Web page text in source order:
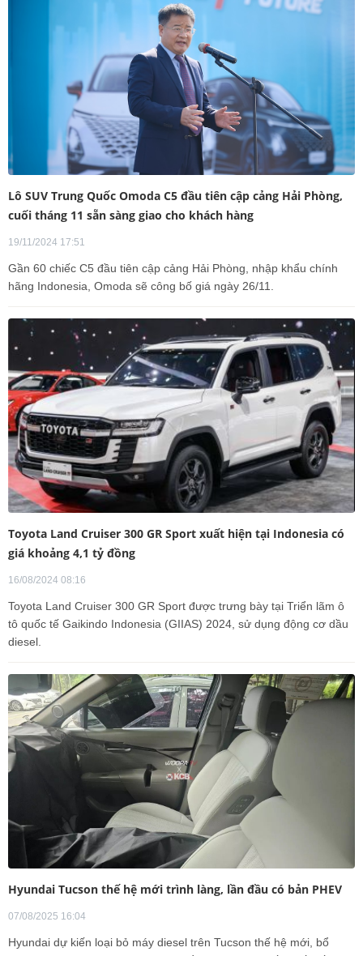
Lô SUV Trung Quốc Omoda C5 đầu tiên cập cảng Hải Phòng,
cuối tháng 11 sẵn sàng giao cho khách hàng
19/11/2024 17:51
Gần 60 chiếc C5 đầu tiên cập cảng Hải Phòng, nhập khẩu chính
hãng Indonesia, Omoda sẽ công bố giá ngày 26/11.
Toyota Land Cruiser 300 GR Sport xuất hiện tại Indonesia có
giá khoảng 4,1 tỷ đồng
16/08/2024 08:16
Toyota Land Cruiser 300 GR Sport được trưng bày tại Triển lãm ô
tô quốc tế Gaikindo Indonesia (GIIAS) 2024, sử dụng động cơ dầu
diesel.
Hyundai Tucson thế hệ mới trình làng, lần đầu có bản PHEV
07/08/2025 16:04
Hyundai dự kiến loại bỏ máy diesel trên Tucson thế hệ mới, bổ